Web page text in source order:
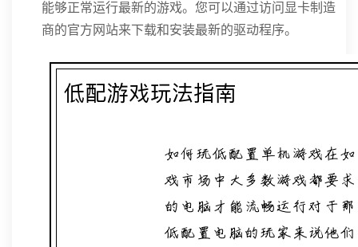
能够正常运行最新的游戏。您可以通过访问显卡制造
商的官方网站来下载和安装最新的驱动程序。